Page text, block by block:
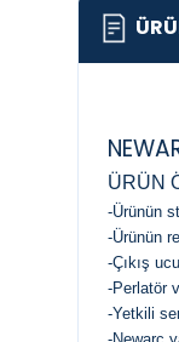
ÜRÜN
-Ürünün
-Ürünün
-Çıkış
-Perlatör
-Yetkili